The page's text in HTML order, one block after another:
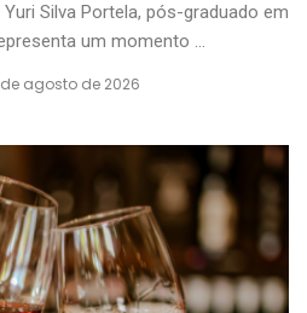
Silva Portela, pós-graduado em
um momento ...
agosto de 2026